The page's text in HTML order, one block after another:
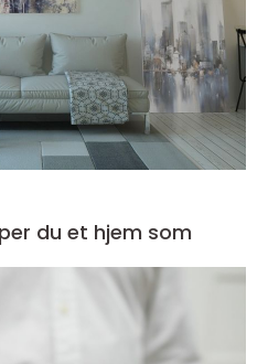
du et hjem som